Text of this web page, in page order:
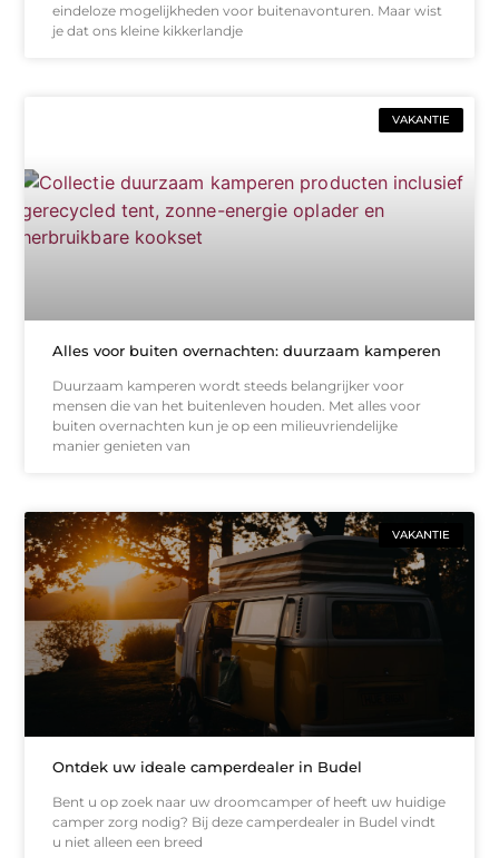
eindeloze mogelijkheden voor buitenavonturen. Maar wist
je dat ons kleine kikkerlandje
VAKANTIE
Alles voor buiten overnachten: duurzaam kamperen
Duurzaam kamperen wordt steeds belangrijker voor
mensen die van het buitenleven houden. Met alles voor
buiten overnachten kun je op een milieuvriendelijke
manier genieten van
VAKANTIE
Ontdek uw ideale camperdealer in Budel
Bent u op zoek naar uw droomcamper of heeft uw huidige
camper zorg nodig? Bij deze camperdealer in Budel vindt
u niet alleen een breed